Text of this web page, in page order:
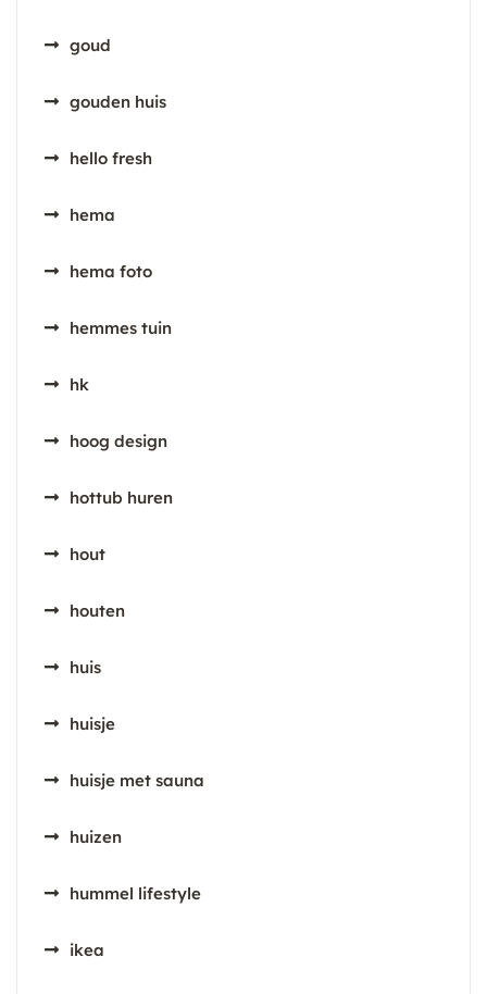
goud
gouden huis
hello fresh
hema
hema foto
hemmes tuin
hk
hoog design
hottub huren
hout
houten
huis
huisje
huisje met sauna
huizen
hummel lifestyle
ikea